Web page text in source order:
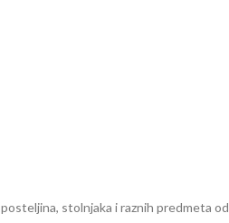
stolnjaka i raznih predmeta od